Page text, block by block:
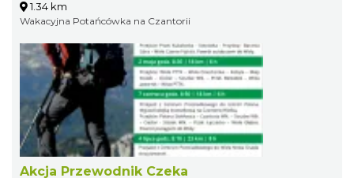
1.34 km
Wakacyjna Potańcówka na Czantorii
Akcja Przewodnik Czeka